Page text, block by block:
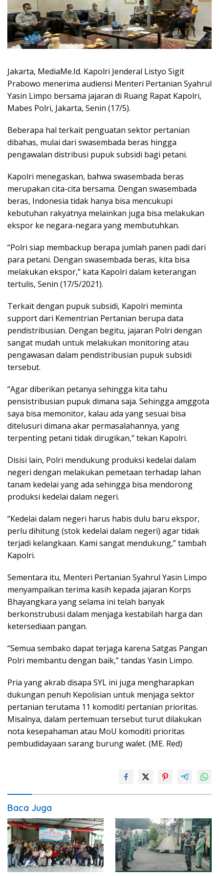
Jakarta, MediaMe.Id. Kapolri Jenderal Listyo Sigit
Prabowo menerima audiensi Menteri Pertanian Syahrul
Yasin Limpo bersama jajaran di Ruang Rapat Kapolri,
Mabes Polri, Jakarta, Senin (17/5).
Beberapa hal terkait penguatan sektor pertanian
dibahas, mulai dari swasembada beras hingga
pengawalan distribusi pupuk subsidi bagi petani.
Kapolri menegaskan, bahwa swasembada beras
merupakan cita-cita bersama. Dengan swasembada
beras, Indonesia tidak hanya bisa mencukupi
kebutuhan rakyatnya melainkan juga bisa melakukan
ekspor ke negara-negara yang membutuhkan.
“Polri siap membackup berapa jumlah panen padi dari
para petani. Dengan swasembada beras, kita bisa
melakukan ekspor,” kata Kapolri dalam keterangan
tertulis, Senin (17/5/2021).
Terkait dengan pupuk subsidi, Kapolri meminta
support dari Kementrian Pertanian berupa data
pendistribusian. Dengan begitu, jajaran Polri dengan
sangat mudah untuk melakukan monitoring atau
pengawasan dalam pendistribusian pupuk subsidi
tersebut.
“Agar diberikan petanya sehingga kita tahu
pensistribusian pupuk dimana saja. Sehingga amggota
saya bisa memonitor, kalau ada yang sesuai bisa
ditelusuri dimana akar permasalahannya, yang
terpenting petani tidak dirugikan,” tekan Kapolri.
Disisi lain, Polri mendukung produksi kedelai dalam
negeri dengan melakukan pemetaan terhadap lahan
tanam kedelai yang ada sehingga bisa mendorong
produksi kedelai dalam negeri.
“Kedelai dalam negeri harus habis dulu baru ekspor,
perlu dihitung (stok kedelai dalam negeri) agar tidak
terjadi kelangkaan. Kami sangat mendukung,” tambah
Kapolri.
Sementara itu, Menteri Pertanian Syahrul Yasin Limpo
menyampaikan terima kasih kepada jajaran Korps
Bhayangkara yang selama ini telah banyak
berkonstrubusi dalam menjaga kestabilah harga dan
ketersediaan pangan.
“Semua sembako dapat terjaga karena Satgas Pangan
Polri membantu dengan baik,” tandas Yasin Limpo.
Pria yang akrab disapa SYL ini juga mengharapkan
dukungan penuh Kepolisian untuk menjaga sektor
pertanian terutama 11 komoditi pertanian prioritas.
Misalnya, dalam pertemuan tersebut turut dilakukan
nota kesepahaman atau MoU komoditi prioritas
pembudidayaan sarang burung walet. (ME. Red)
Baca Juga